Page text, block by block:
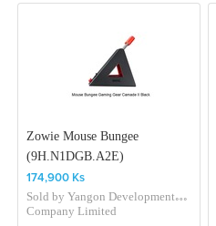
Zowie Mouse Bungee
(9H.N1DGB.A2E)
174,900 Ks
Sold byYangon Development
Company Limited